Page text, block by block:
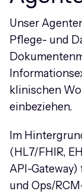
Unser
Pflege- und
klinischen
einbeziehen.
Im
(HL7/FHIR,
API-
und Ops/